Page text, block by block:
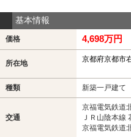
基本情報
価格 4,698万円
所在地 京都府京都市
種類 新築一戸建て
交通
京福電気鉄道
ＪＲ山陰本線
京福電気鉄道